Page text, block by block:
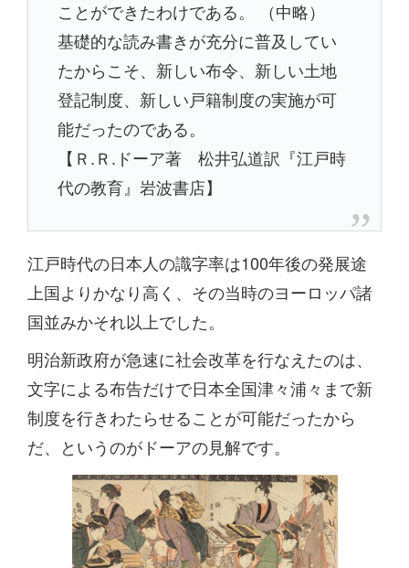
ことができたわけである。 （中略）
基礎的な読み書きが充分に普及してい
たからこそ、新しい布令、新しい土地
登記制度、新しい戸籍制度の実施が可
能だったのである。
【Ｒ.Ｒ.ドーア著 松井弘道訳『江戸時
代の教育』岩波書店】
江戸時代の日本人の識字率は100年後の発展途
上国よりかなり高く、その当時のヨーロッパ諸
国並みかそれ以上でした。
明治新政府が急速に社会改革を行なえたのは、
文字による布告だけで日本全国津々浦々まで新
制度を行きわたらせることが可能だったから
だ、というのがドーアの見解です。